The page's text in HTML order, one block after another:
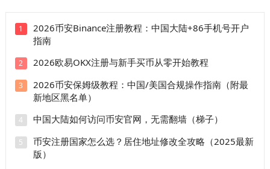
1
2026币安Binance注册教程：中国大陆+86手机号开户
指南
2 2026欧易OKX注册与新手买币从零开始教程
3
2026币安保姆级教程：中国/美国合规操作指南（附最
新地区黑名单）
4 中国大陆如何访问币安官网，无需翻墙（梯子）
5
币安注册国家怎么选？居住地址修改全攻略（2025最新
版）